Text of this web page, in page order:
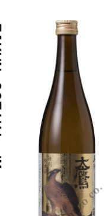
満の方への酒類の販
「ご注文手続き」画
、生年月日を必ず
ール会員で生年月
合わせ欄への入力は